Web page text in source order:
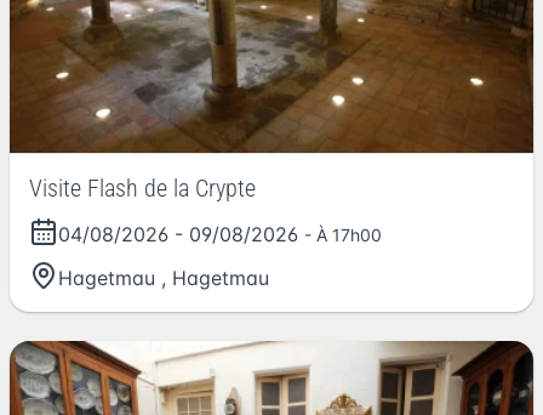
Visite Flash de la Crypte
04/08/2026 - 09/08/2026 - À 17h00
Hagetmau , Hagetmau